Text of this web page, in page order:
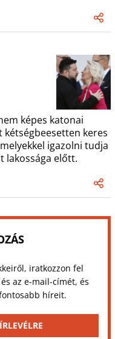
képes katonai
keres
igazolni tudja
lakossága előtt.
iratkozzon fel
az e-mail-címét, és
híreit.